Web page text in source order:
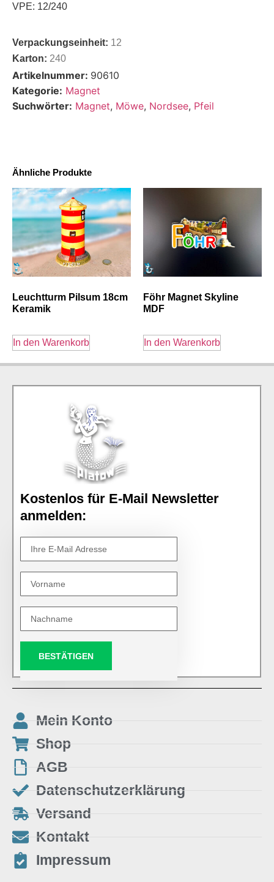
VPE: 12/240
Verpackungseinheit: 12
Karton: 240
Artikelnummer: 90610
Kategorie: Magnet
Suchwörter: Magnet, Möwe, Nordsee, Pfeil
Ähnliche Produkte
Leuchtturm Pilsum 18cm
Keramik
In den Warenkorb
Föhr Magnet Skyline
MDF
In den Warenkorb
Kostenlos für E-Mail Newsletter
anmelden:
BESTÄTIGEN
Mein Konto
Shop
AGB
Datenschutzerklärung
Versand
Kontakt
Impressum